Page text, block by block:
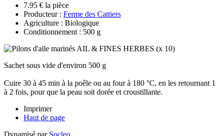
7.95 € la pièce
Producteur : Ferme des Cattiers
Agriculture : Biologique
Conditionnement : 500 g
Sachet sous vide d'environ 500 g
Cuire 30 à 45 min à la poêle ou au four à 180 °C, en les retournant 1
à 2 fois, pour que la peau soit dorée et croustillante.
Imprimer
Haut de page
Dynamisé par Socleo